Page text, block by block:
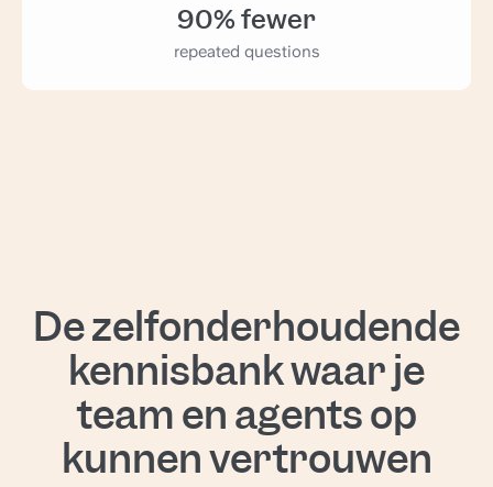
90% fewer
repeated questions
De zelfonderhoudende
kennisbank waar je
team en agents op
kunnen vertrouwen